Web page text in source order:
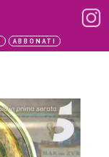
ABBONATI